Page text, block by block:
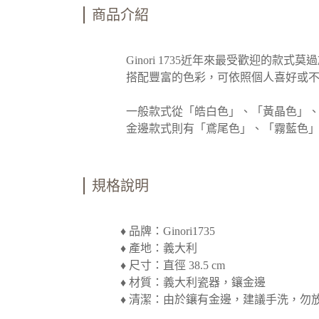
商品介紹
Ginori 1735近年來最受歡迎的款式莫
搭配豐富的色彩，可依照個人喜好或不同
一般款式從「皓白色」、「黃晶色」、「
金邊款式則有「鳶尾色」、「霧藍色」
規格說明
♦ 品牌：Ginori1735
♦ 產地：義大利
♦ 尺寸：直徑 38.5 cm
♦ 材質：義大利瓷器，鑲金邊
♦ 清潔：由於鑲有金邊，建議手洗，勿放